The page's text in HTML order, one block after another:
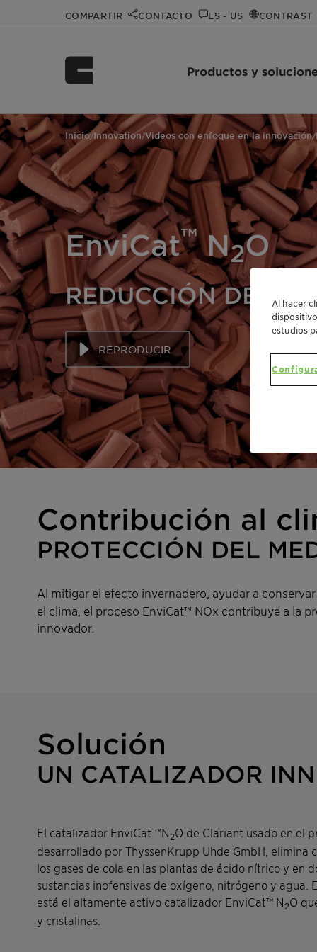
COMPARTIR CONTACTO ES - US CONTRAST
Productos y
Inicio/Innovation/Videos con enfoque en la innovación/
EnviCat™N2O
REDUCCIÓN DE
REPRODUCIR
Contribución al
PROTECCIÓN DEL
Al mitigar el efecto invernadero, ayudar a
el clima, el proceso EnviCat™ NOx contribuye a la
innovador.
REDUCCIÓN
DE LAS
DAÑINAS – EL
CATALIZADOR
ENVICAT™
O Y
Solución
UN CATALIZADOR
El catalizador EnviCat ™N2O de Clariant usado en el
desarrollado por ThyssenKrupp Uhde GmbH, elimina
los gases de cola en las plantas de ácido nítrico y en
sustancias inofensivas de oxígeno, nitrógeno y agua.
está el altamente activo catalizador EnviCat™ N2O
y cristalinas.
Al hacer
estudios